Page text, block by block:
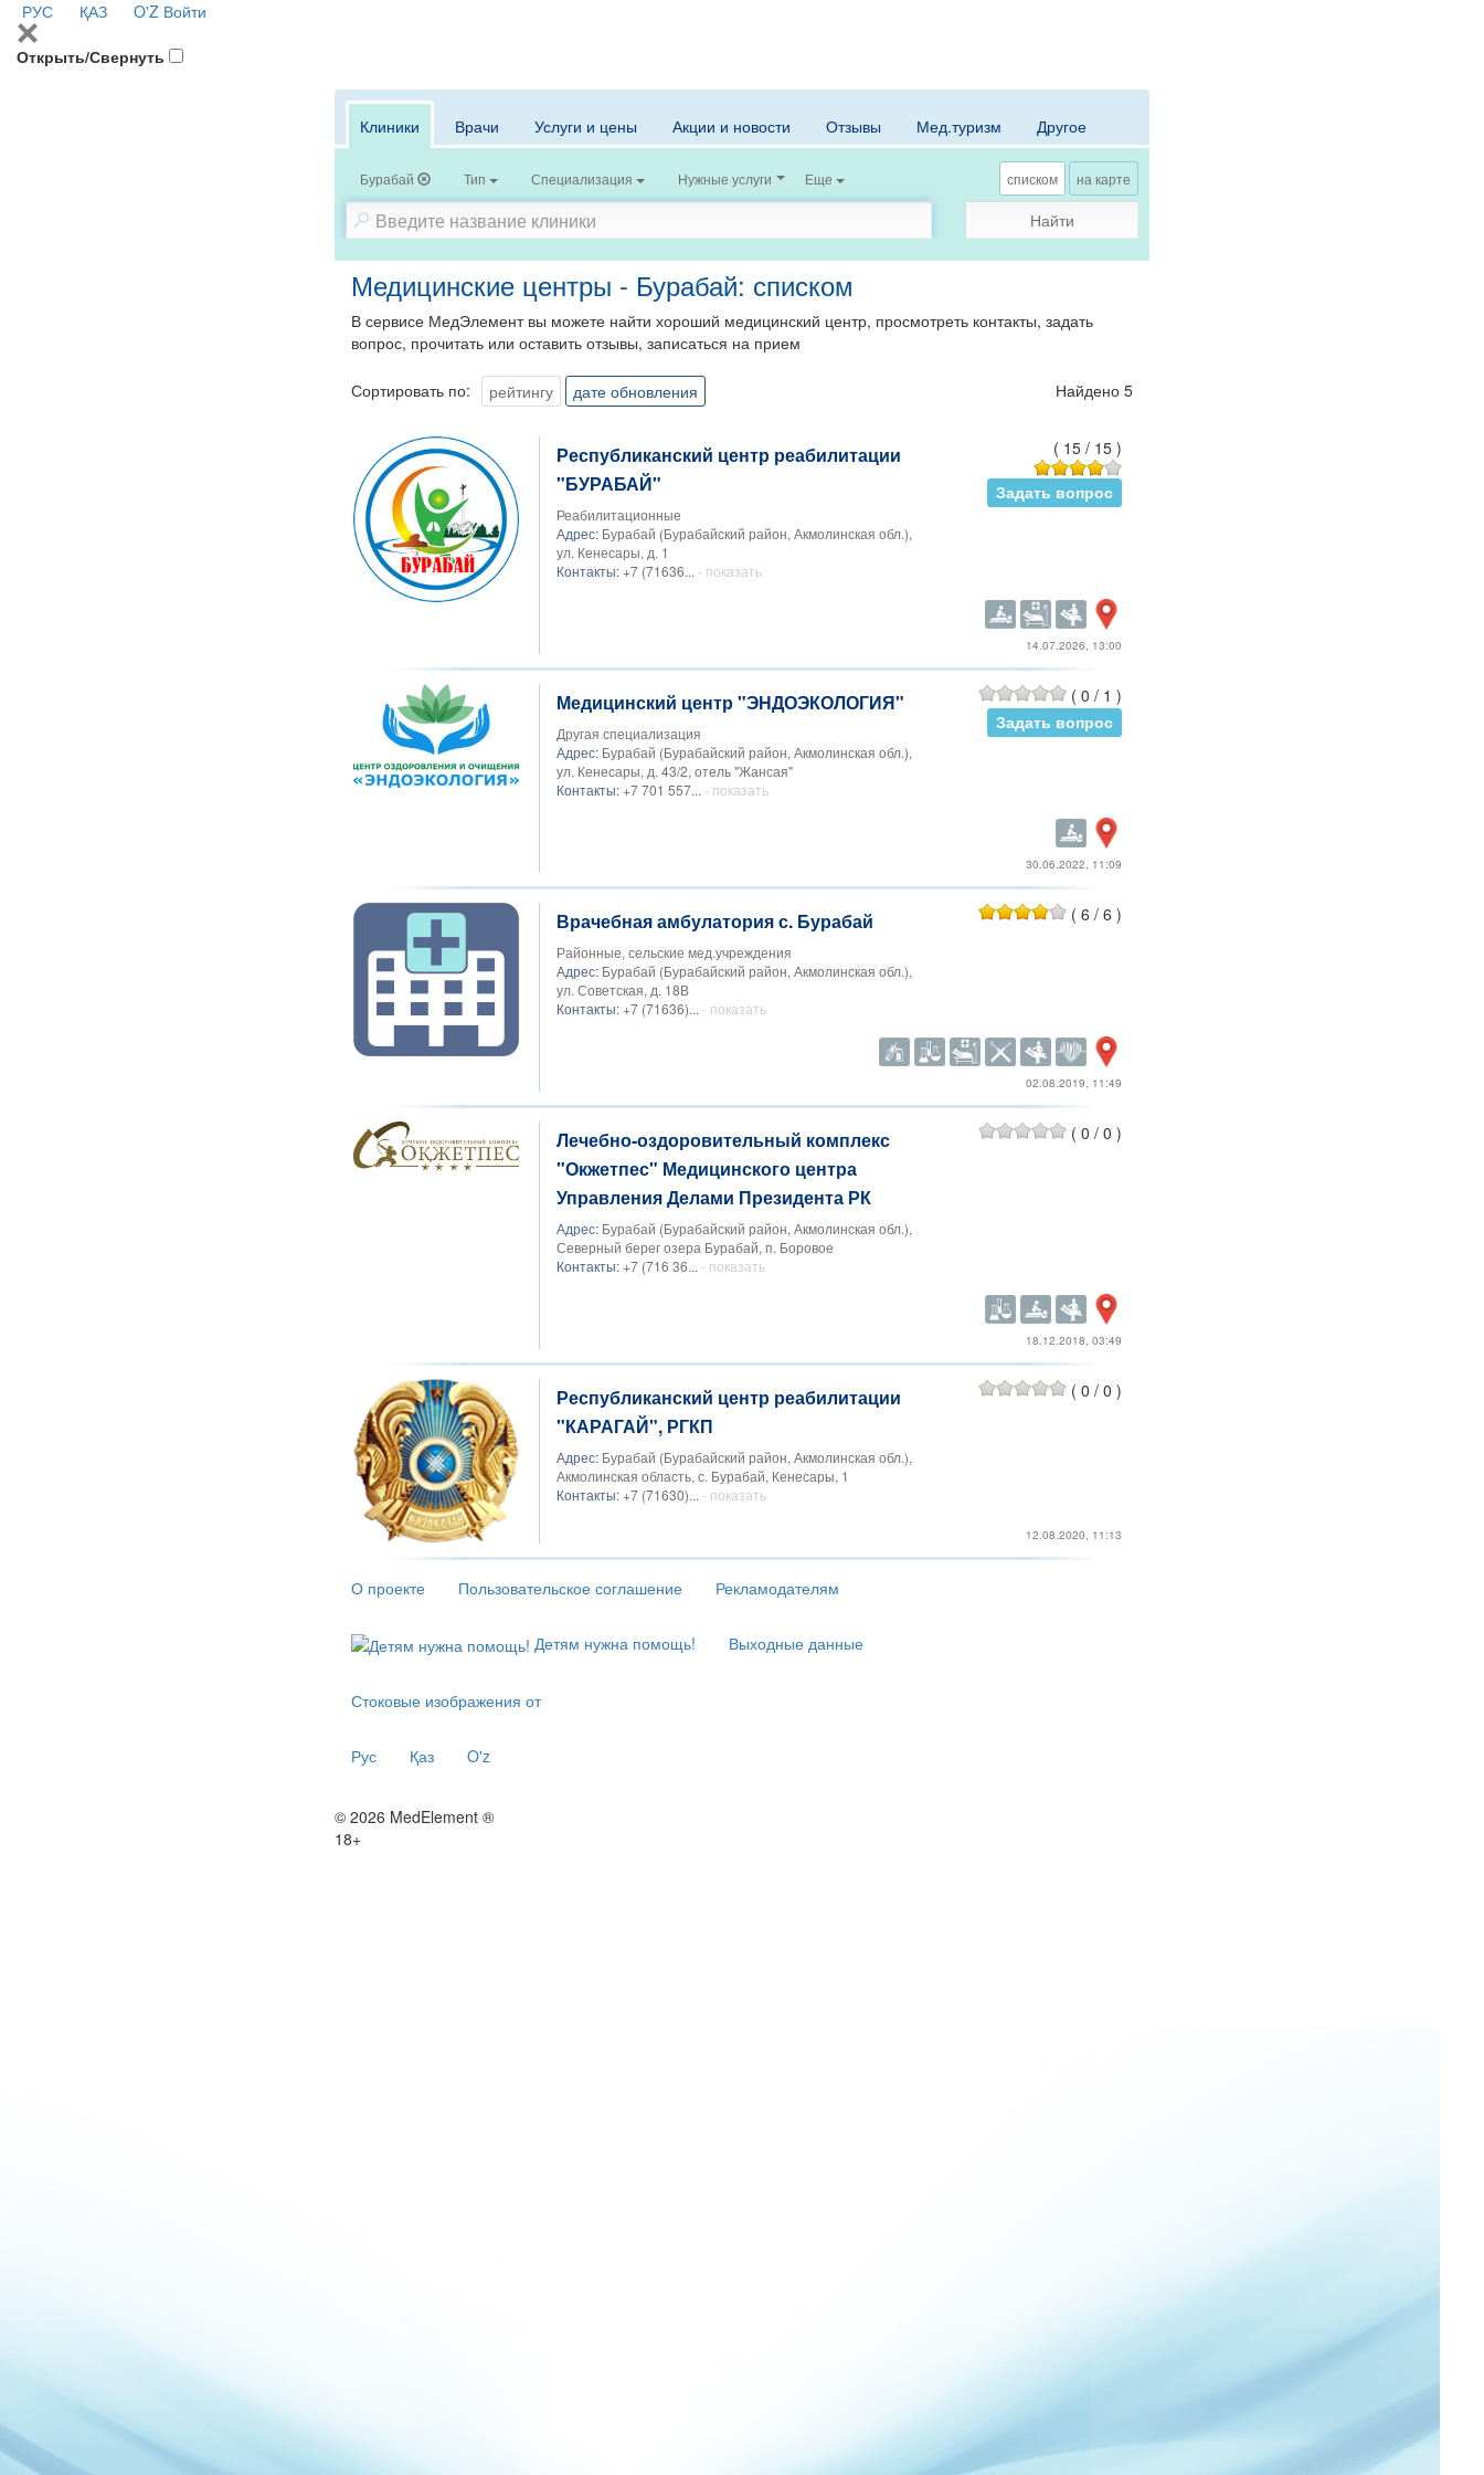
РУС ҚАЗ O'Z Войти
Открыть/Свернуть
Клиники Врачи Услуги и цены Акции и новости Отзывы Мед.туризм Другое
Бурабай Тип Специализация Нужные услуги Еще списком на карте
Найти
Медицинские центры - Бурабай: списком
В сервисе МедЭлемент вы можете найти хороший медицинский центр, просмотреть контакты, задать
вопрос, прочитать или оставить отзывы, записаться на прием
Сортировать по: рейтингу дате обновления Найдено 5
Республиканский центр реабилитации
"БУРАБАЙ"
Реабилитационные
Адрес:Бурабай (Бурабайский район, Акмолинская обл.),
ул. Кенесары, д. 1
Контакты: +7 (71636... - показать
( 15 / 15 )
Задать вопрос
14.07.2026, 13:00
Медицинский центр "ЭНДОЭКОЛОГИЯ"
Другая специализация
Адрес:Бурабай (Бурабайский район, Акмолинская обл.),
ул. Кенесары, д. 43/2, отель "Жансая"
Контакты: +7 701 557... - показать
( 0 / 1 )
Задать вопрос
30.06.2022, 11:09
Врачебная амбулатория с. Бурабай
Районные, сельские мед.учреждения
Адрес:Бурабай (Бурабайский район, Акмолинская обл.),
ул. Советская, д. 18В
Контакты: +7 (71636)... - показать
( 6 / 6 )
02.08.2019, 11:49
Лечебно-оздоровительный комплекс
"Окжетпес" Медицинского центра
Управления Делами Президента РК
Адрес:Бурабай (Бурабайский район, Акмолинская обл.),
Северный берег озера Бурабай, п. Боровое
Контакты: +7 (716 36... - показать
( 0 / 0 )
18.12.2018, 03:49
Республиканский центр реабилитации
"КАРАГАЙ", РГКП
Адрес:Бурабай (Бурабайский район, Акмолинская обл.),
Акмолинская область, с. Бурабай, Кенесары, 1
Контакты: +7 (71630)... - показать
( 0 / 0 )
12.08.2020, 11:13
О проекте Пользовательское соглашение Рекламодателям
Детям нужна помощь! Выходные данные
Стоковые изображения от
Рус Қаз O'z
© 2026 MedElement ®
18+